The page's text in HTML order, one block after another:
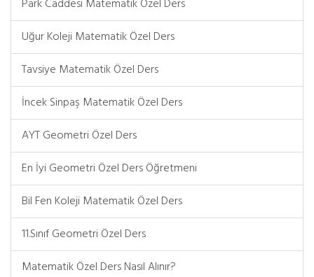
Park Caddesi Matematik Özel Ders
Uğur Koleji Matematik Özel Ders
Tavsiye Matematik Özel Ders
İncek Sinpaş Matematik Özel Ders
AYT Geometri Özel Ders
En İyi Geometri Özel Ders Öğretmeni
Bil Fen Koleji Matematik Özel Ders
11.Sınıf Geometri Özel Ders
Matematik Özel Ders Nasıl Alınır?